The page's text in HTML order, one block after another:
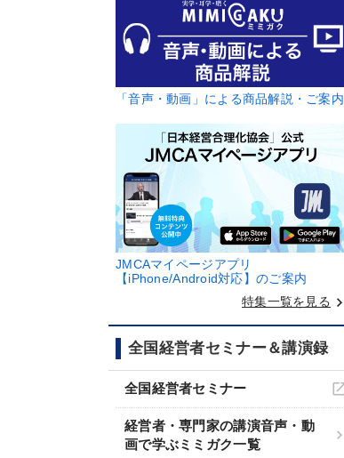
「音声・動画」による商品解説・ご案内
JMCAマイページアプリ
【iPhone/Android対応】のご案内
特集一覧を見る keyboard_arrow_right
全国経営者セミナー＆講演録
全国経営者セミナー
経営者・専門家の講演音声・動
画で学ぶミミガク一覧